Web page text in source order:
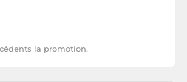
la promotion.